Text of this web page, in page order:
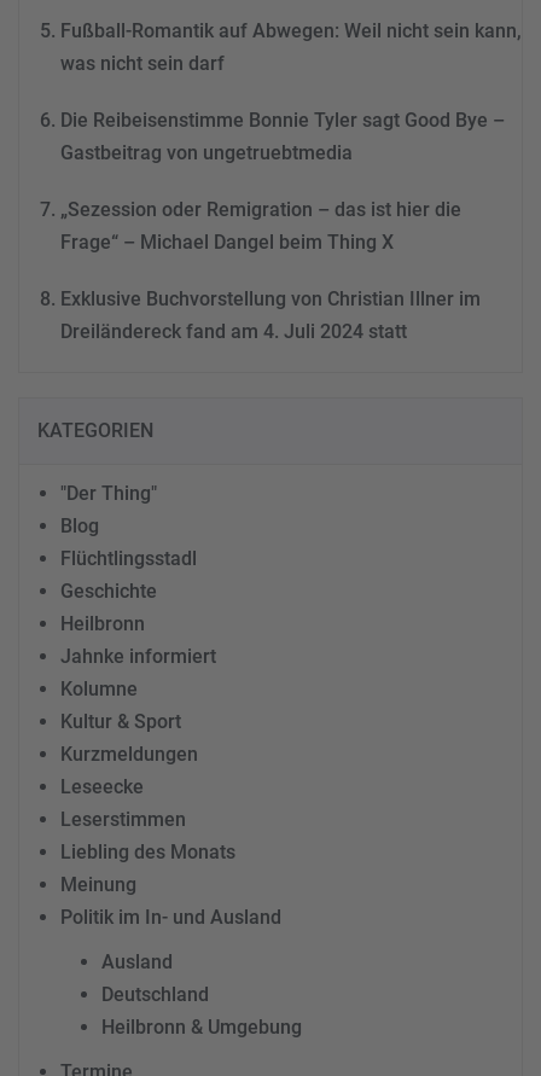
Fußball-Romantik auf Abwegen: Weil nicht sein kann,
was nicht sein darf
Die Reibeisenstimme Bonnie Tyler sagt Good Bye –
Gastbeitrag von ungetruebtmedia
„Sezession oder Remigration – das ist hier die
Frage“ – Michael Dangel beim Thing X
Exklusive Buchvorstellung von Christian Illner im
Dreiländereck fand am 4. Juli 2024 statt
KATEGORIEN
"Der Thing"
Blog
Flüchtlingsstadl
Geschichte
Heilbronn
Jahnke informiert
Kolumne
Kultur & Sport
Kurzmeldungen
Leseecke
Leserstimmen
Liebling des Monats
Meinung
Politik im In- und Ausland
Ausland
Deutschland
Heilbronn & Umgebung